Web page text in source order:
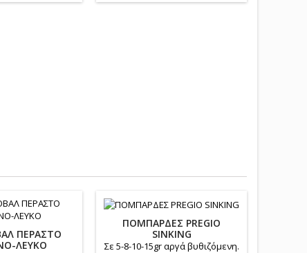
ΠΕΡΑΣΤΟ
ΛΕΥΚΟ
ΠΟΜΠΑΡΔΕΣ PREGIO
SINKING
Σε 5-8-10-15gr αργά βυθιζόμενη.